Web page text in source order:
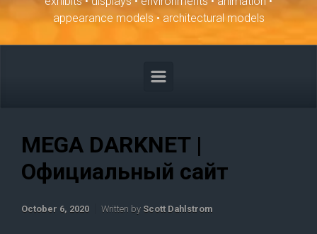
appearance models • architectural models
MEGA DARKNET |
Официальный сайт
October 6, 2020 Written by Scott Dahlstrom